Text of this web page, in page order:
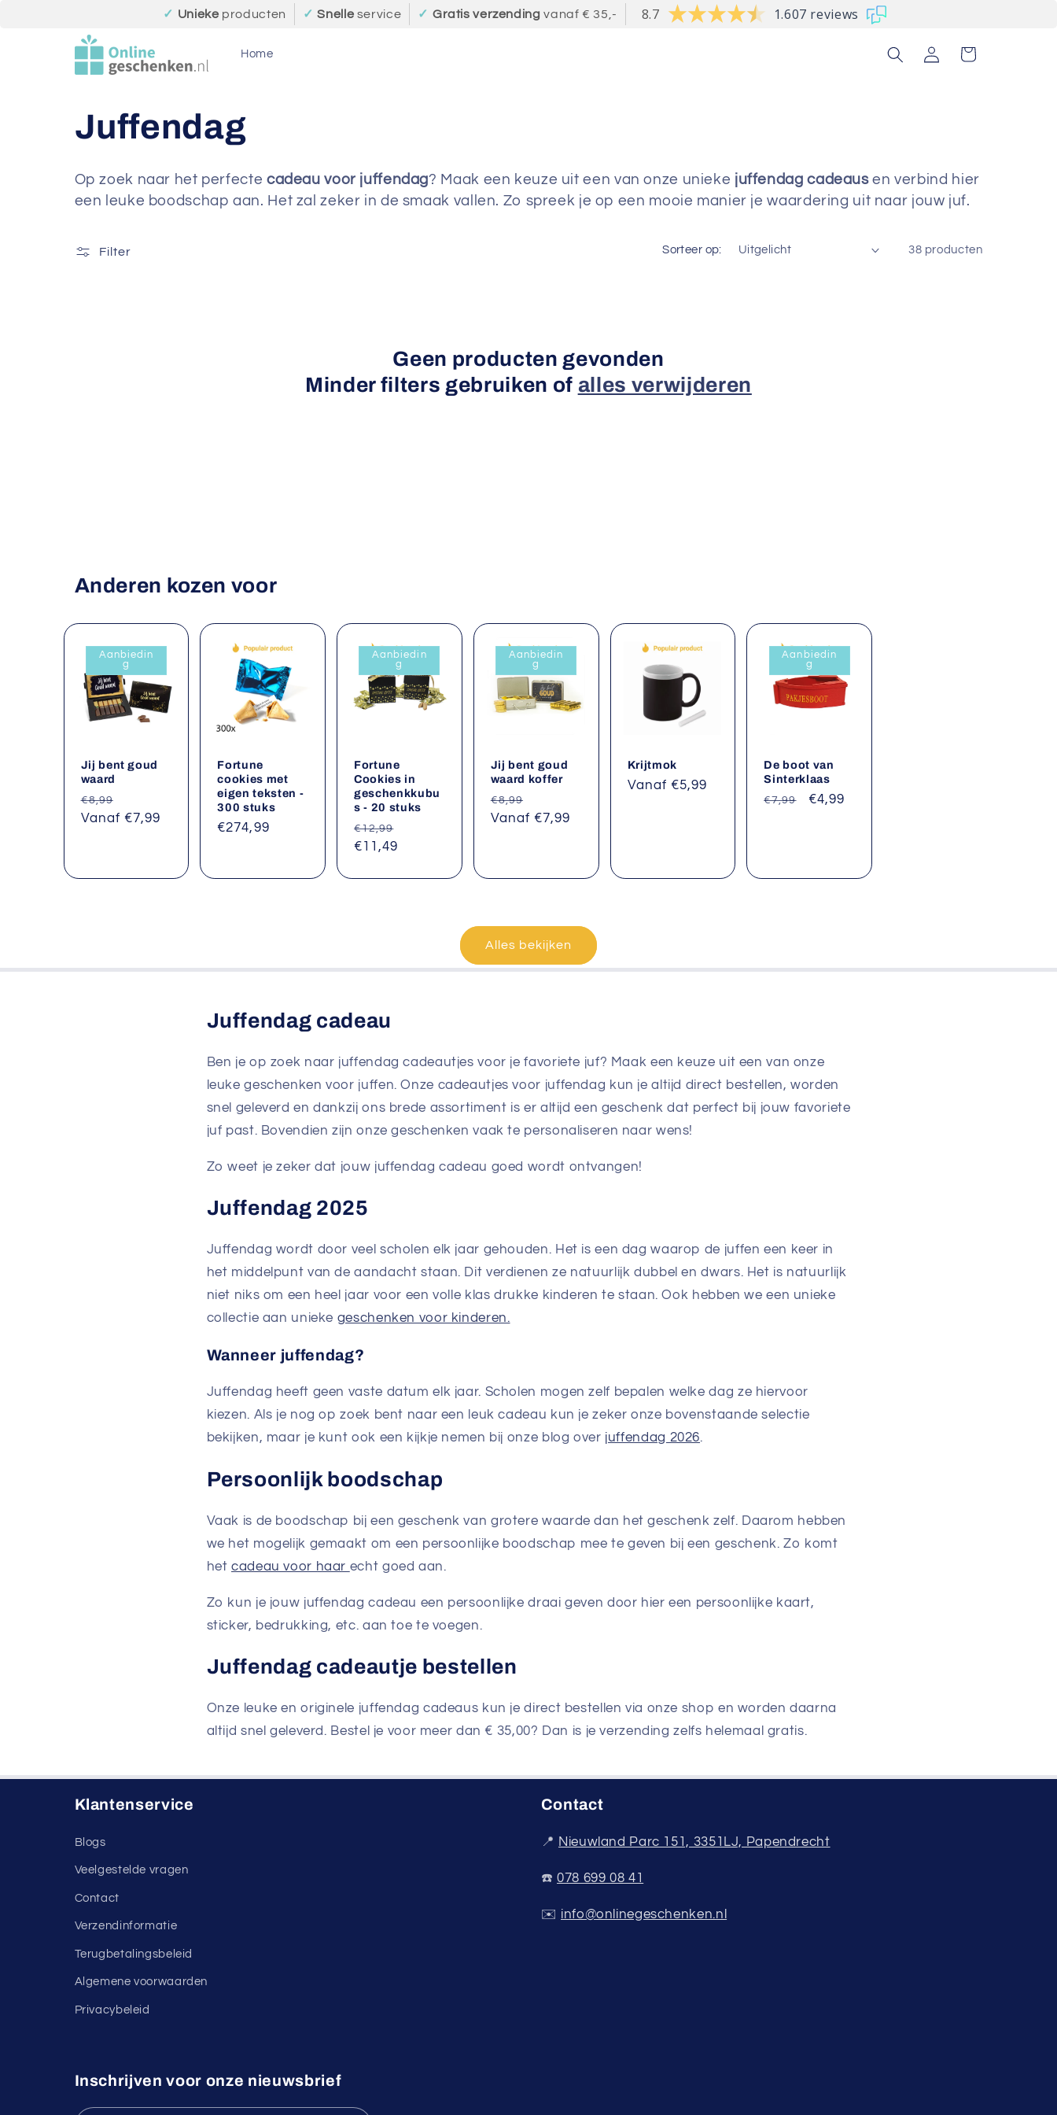
✓ Unieke producten ✓ Snelle service ✓ Gratis verzending vanaf € 35,- 8.7 1.607 reviews
Home InloggenWinkelwagen
C
o
l
l
Juffendag
Op zoek naar het perfecte cadeau voor juffendag? Maak een keuze uit een van onze unieke juffendag cadeausen verbind hier
een leuke boodschap aan. Het zal zeker in de smaak vallen. Zo spreek je op een mooie manier je waardering uit naar jouw juf.
Filter Sorteer op: 38 producten
Geen producten gevonden
Minder filters gebruiken of alles verwijderen
Anderen kozen voor
Aanbiedin
g
Jij bent goud
waard
Normale
prijs
€8,99
Aanbiedingsprijs
Vanaf €7,99
Fortune
cookies met
eigen teksten -
300 stuks
Normale
€274,99
Aanbiedin
g
Fortune
Cookies in
geschenkkubu
s - 20 stuks
Normale
prijs
€12,99
€11,49
Aanbiedin
g
Jij bent goud
waard koffer
Normale
prijs
€8,99
Vanaf €7,99
Krijtmok
Normale
Vanaf €5,99
Aanbiedin
g
De boot van
Sinterklaas
Normale
€7,99 Aanbiedingsprijs
€4,99
Alles bekijken
Juffendag cadeau
Ben je op zoek naar juffendag cadeautjes voor je favoriete juf? Maak een keuze uit een van onze
leuke geschenken voor juffen. Onze cadeautjes voor juffendag kun je altijd direct bestellen, worden
snel geleverd en dankzij ons brede assortiment is er altijd een geschenk dat perfect bij jouw favoriete
juf past. Bovendien zijn onze geschenken vaak te personaliseren naar wens!
Zo weet je zeker dat jouw juffendag cadeau goed wordt ontvangen!
Juffendag 2025
Juffendag wordt door veel scholen elk jaar gehouden. Het is een dag waarop de juffen een keer in
het middelpunt van de aandacht staan. Dit verdienen ze natuurlijk dubbel en dwars. Het is natuurlijk
niet niks om een heel jaar voor een volle klas drukke kinderen te staan. Ook hebben we een unieke
collectie aan unieke geschenken voor kinderen.
Wanneer juffendag?
Juffendag heeft geen vaste datum elk jaar. Scholen mogen zelf bepalen welke dag ze hiervoor
kiezen. Als je nog op zoek bent naar een leuk cadeau kun je zeker onze bovenstaande selectie
bekijken, maar je kunt ook een kijkje nemen bij onze blog over juffendag 2026.
Persoonlijk boodschap
Vaak is de boodschap bij een geschenk van grotere waarde dan het geschenk zelf. Daarom hebben
we het mogelijk gemaakt om een persoonlijke boodschap mee te geven bij een geschenk. Zo komt
hetcadeau voor haar echt goed aan.
Zo kun je jouw juffendag cadeau een persoonlijke draai geven door hier een persoonlijke kaart,
sticker, bedrukking, etc. aan toe te voegen.
Juffendag cadeautje bestellen
Onze leuke en originele juffendag cadeaus kun je direct bestellen via onze shop en worden daarna
altijd snel geleverd. Bestel je voor meer dan € 35,00? Dan is je verzending zelfs helemaal gratis.
Klantenservice
Blogs
Veelgestelde vragen
Contact
Verzendinformatie
Terugbetalingsbeleid
Algemene voorwaarden
Privacybeleid
Contact
📍 Nieuwland Parc 151, 3351LJ, Papendrecht
☎️078 699 08 41
✉️ info@onlinegeschenken.nl
Inschrijven voor onze nieuwsbrief